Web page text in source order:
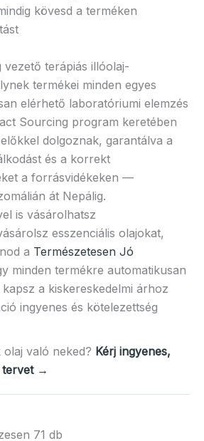
kövesd a terméken
vezető terápiás illóolaj-
termékei minden egyes
elérhető laboratóriumi elemzés
Sourcing program keretében
dolgoznak, garantálva a
és a korrekt
a forrásvidékeken —
át Nepálig.
is vásárolhatsz
esszenciális olajokat,
a Természetesen Jó
minden termékre automatikusan
a kiskereskedelmi árhoz
ingyenes és kötelezettség
való neked? Kérj ingyenes,
tervet →
71 db